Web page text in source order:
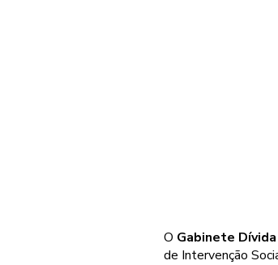
O Gabinete
de Intervenção